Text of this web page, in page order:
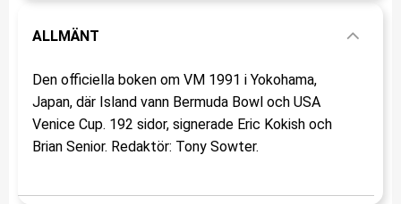
ALLMÄNT
Den officiella boken om VM 1991 i Yokohama,
Japan, där Island vann Bermuda Bowl och USA
Venice Cup. 192 sidor, signerade Eric Kokish och
Brian Senior. Redaktör: Tony Sowter.